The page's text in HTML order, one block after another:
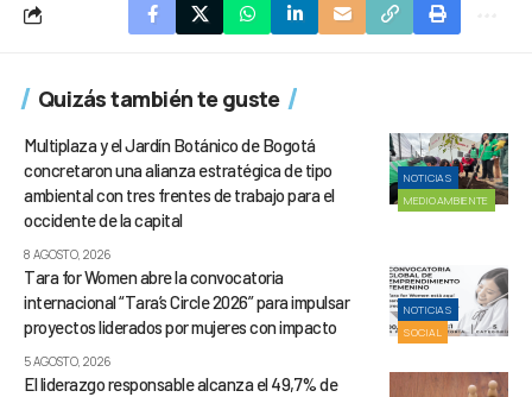
Quizás también te guste
NOTICIAS
MEDIOAMBIENTE
Multiplaza y el Jardín Botánico de Bogotá
concretaron una alianza estratégica de tipo
ambiental con tres frentes de trabajo para el
occidente de la capital
8 AGOSTO, 2026
NOTICIAS
SOCIAL
Tara for Women abre la convocatoria
internacional “Tara’s Circle 2026” para impulsar
proyectos liderados por mujeres con impacto
5 AGOSTO, 2026
El liderazgo responsable alcanza el 49,7% de